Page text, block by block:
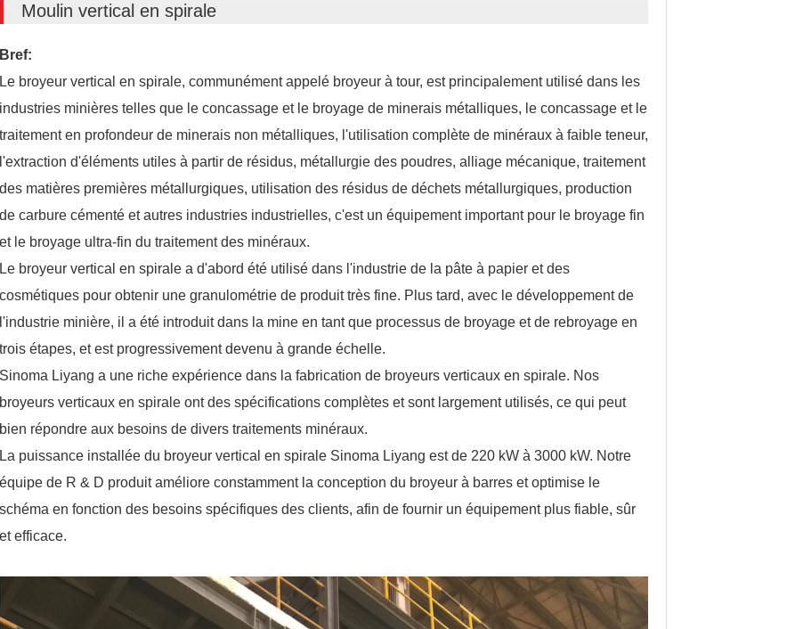
Moulin vertical en spirale
Bref:
Le broyeur vertical en spirale, communément appelé broyeur à tour, est principalement utilisé dans les
industries minières telles que le concassage et le broyage de minerais métalliques, le concassage et le
traitement en profondeur de minerais non métalliques, l'utilisation complète de minéraux à faible teneur,
l'extraction d'éléments utiles à partir de résidus, métallurgie des poudres, alliage mécanique, traitement
des matières premières métallurgiques, utilisation des résidus de déchets métallurgiques, production
de carbure cémenté et autres industries industrielles, c'est un équipement important pour le broyage fin
et le broyage ultra-fin du traitement des minéraux.
Le broyeur vertical en spirale a d'abord été utilisé dans l'industrie de la pâte à papier et des
cosmétiques pour obtenir une granulométrie de produit très fine. Plus tard, avec le développement de
l'industrie minière, il a été introduit dans la mine en tant que processus de broyage et de rebroyage en
trois étapes, et est progressivement devenu à grande échelle.
Sinoma Liyang a une riche expérience dans la fabrication de broyeurs verticaux en spirale. Nos
broyeurs verticaux en spirale ont des spécifications complètes et sont largement utilisés, ce qui peut
bien répondre aux besoins de divers traitements minéraux.
La puissance installée du broyeur vertical en spirale Sinoma Liyang est de 220 kW à 3000 kW. Notre
équipe de R & D produit améliore constamment la conception du broyeur à barres et optimise le
schéma en fonction des besoins spécifiques des clients, afin de fournir un équipement plus fiable, sûr
et efficace.